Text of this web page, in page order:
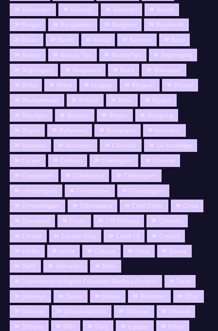
Balrampur
Banaras Banarasi
Banda
Bangal
Bangladesh Banglore
Barabanki
Baran
Bareli Barod Barwani
Basti
Beauty
Beauty Tips BeautyTips
Begamganj
Begumganj
Bengaluru Betul
Bharatpur
Bhilai
Bhind bhojpur Bhojpuri
Bhopal
Bhubaneswar
Bidisha Bihar
Bijapur
Bilashpur
Bilaspur Bilspur
Binagang
Bojpur
Bollywood Burhanpur
buseness
Business
bussiness Calendor
car knolwdge
Career
Cartoon Chandigarh
Channai
Chattisgarh
Chhatarpur
Chhatisgarh
chhatishgarh
Chhattarpur
Chhattisgarh
Chhattishgarh
Chhindwara Chief Editor
China
Chitrakoot
Churu CM Birthday
Colombo
Corona
Corona Virus Covid-19
Crecket
cricket
crime Cultural Datia
Dausa
Dehli
Dehradun
Delhi
Department of Higher Education Madhya Pradesh
Desh
Devariya
Devas Dewas Dhamtari
Dhar
Dharma
Dharma&Jotishi Dharmik
Dharnik
Dholpur
Dilhi Durg e paper
Editor